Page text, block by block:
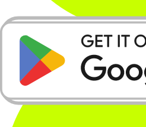
Čitalec QR kod